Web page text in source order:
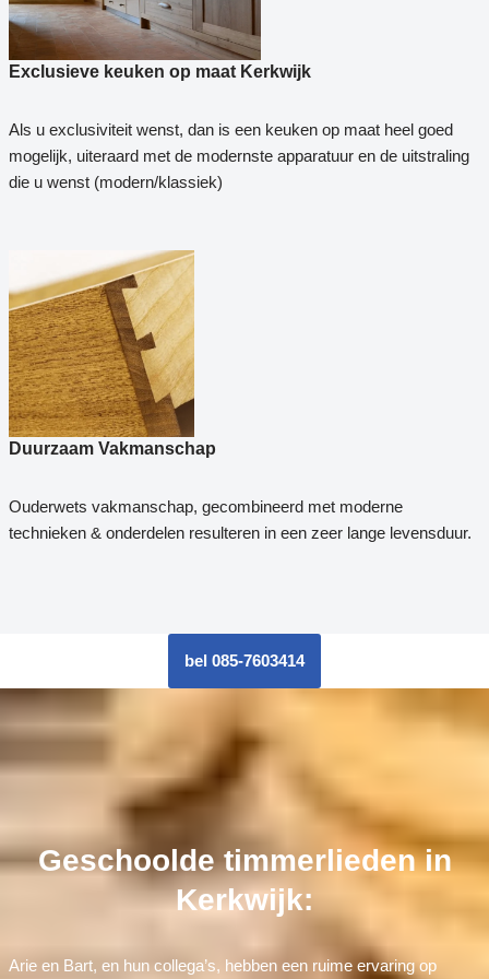
Exclusieve keuken op maat Kerkwijk
Als u exclusiviteit wenst, dan is een keuken op maat heel goed
mogelijk, uiteraard met de modernste apparatuur en de uitstraling
die u wenst (modern/klassiek)
Duurzaam Vakmanschap
Ouderwets vakmanschap, gecombineerd met moderne
technieken & onderdelen resulteren in een zeer lange levensduur.
bel 085-7603414
Geschoolde timmerlieden in
Kerkwijk:
Arie en Bart, en hun collega’s, hebben een ruime ervaring op